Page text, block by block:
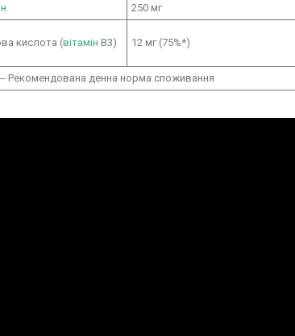
250 мг
кислота (вітамін B3) 12 мг (75%*)
Рекомендована денна норма споживання